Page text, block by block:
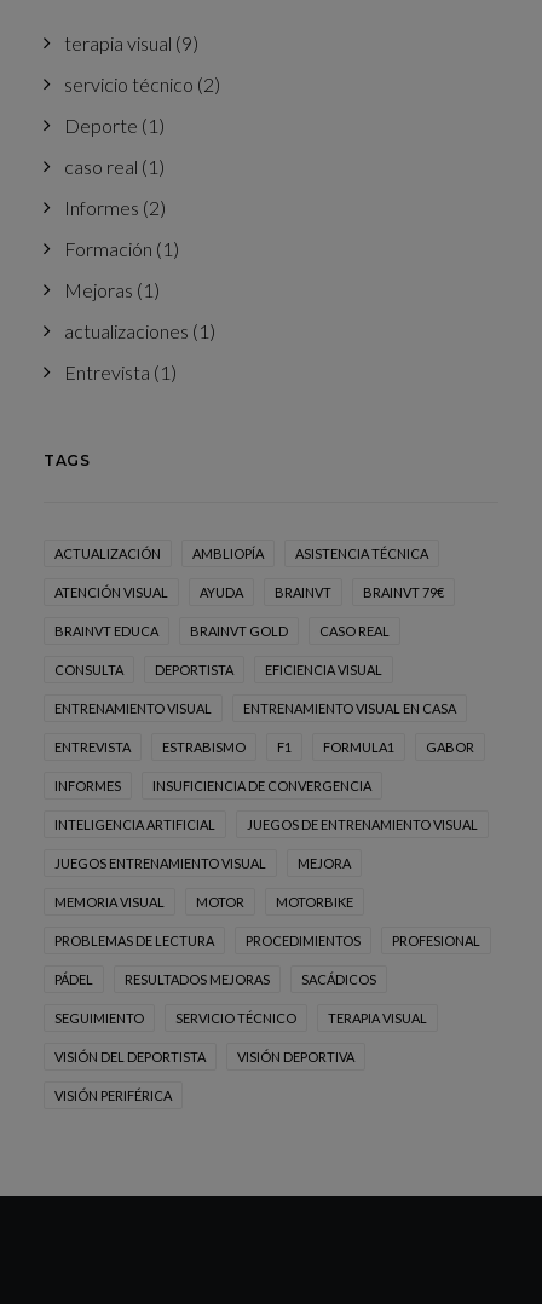
terapia visual (9)
servicio técnico (2)
Deporte (1)
caso real (1)
Informes (2)
Formación (1)
Mejoras (1)
actualizaciones (1)
Entrevista (1)
TAGS
ACTUALIZACIÓN AMBLIOPÍA ASISTENCIA TÉCNICA
ATENCIÓN VISUAL AYUDA BRAINVT BRAINVT 79€
BRAINVT EDUCA BRAINVT GOLD CASO REAL
CONSULTA DEPORTISTA EFICIENCIA VISUAL
ENTRENAMIENTO VISUAL ENTRENAMIENTO VISUAL EN CASA
ENTREVISTA ESTRABISMO F1 FORMULA1 GABOR
INFORMES INSUFICIENCIA DE CONVERGENCIA
INTELIGENCIA ARTIFICIAL JUEGOS DE ENTRENAMIENTO VISUAL
JUEGOS ENTRENAMIENTO VISUAL MEJORA
MEMORIA VISUAL MOTOR MOTORBIKE
PROBLEMAS DE LECTURA PROCEDIMIENTOS PROFESIONAL
PÁDEL RESULTADOS MEJORAS SACÁDICOS
SEGUIMIENTO SERVICIO TÉCNICO TERAPIA VISUAL
VISIÓN DEL DEPORTISTA VISIÓN DEPORTIVA
VISIÓN PERIFÉRICA